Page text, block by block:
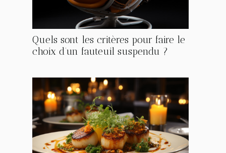
Quels sont les critères pour faire le
choix d’un fauteuil suspendu ?